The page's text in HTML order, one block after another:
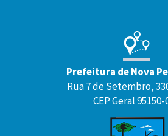
Prefeitura de Nova
Rua 7 de Setembro,
CEP Geral 95150-